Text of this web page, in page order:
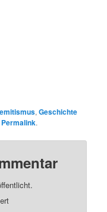
,Geschichte
Permalink.